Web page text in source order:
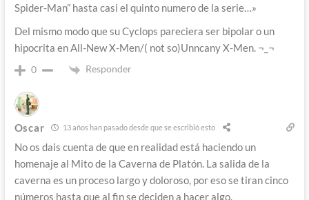
Spider-Man” hasta casi el quinto numero de la serie…»
Del mismo modo que su Cyclops pareciera ser bipolar o un
hipocrita en All-New X-Men/( not so)Unncany X-Men. ¬_¬
0 Responder
Oscar 13 años han pasado desde que se escribió esto
No os dais cuenta de que en realidad está haciendo un
homenaje al Mito de la Caverna de Platón. La salida de la
caverna es un proceso largo y doloroso, por eso se tiran cinco
números hasta que al fin se deciden a hacer algo.